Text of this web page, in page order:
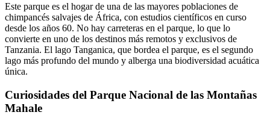
Este parque es el hogar de una de las mayores poblaciones de
chimpancés salvajes de África, con estudios científicos en curso
desde los años 60. No hay carreteras en el parque, lo que lo
convierte en uno de los destinos más remotos y exclusivos de
Tanzania. El lago Tanganica, que bordea el parque, es el segundo
lago más profundo del mundo y alberga una biodiversidad acuática
única.
Curiosidades del Parque Nacional de las Montañas
Mahale